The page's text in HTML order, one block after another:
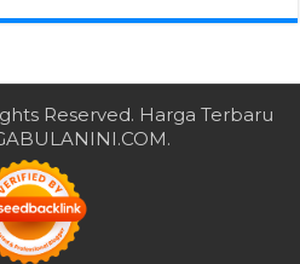
Reserved. Harga Terbaru